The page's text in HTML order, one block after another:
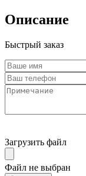
Описание
Быстрый заказ
Загрузить файл
Файл не выбран